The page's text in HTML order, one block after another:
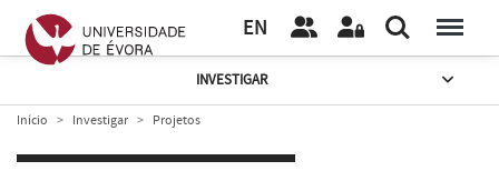
EN
INVESTIGAR
Início Investigar Projetos